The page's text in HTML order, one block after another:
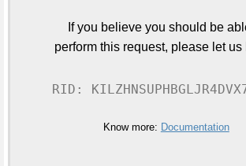
If you believe you should be
perform this request, please let us
RID:
Know more: Documentation